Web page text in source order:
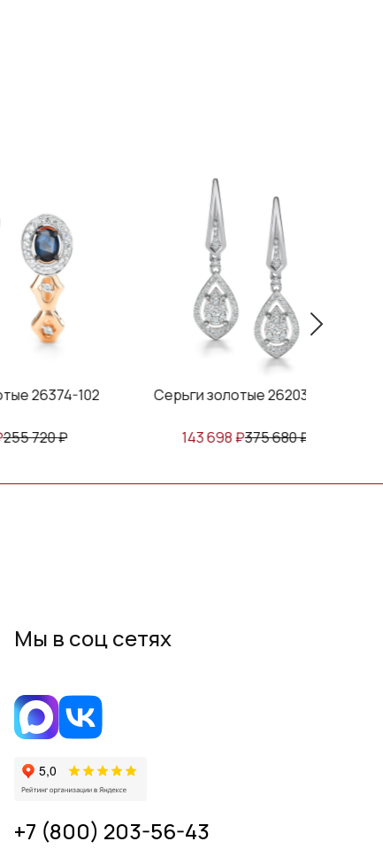
Серьги золотые 26203-200
375 680₽
Серьги
Мы в соц сетях
+7 (800) 203-56-43